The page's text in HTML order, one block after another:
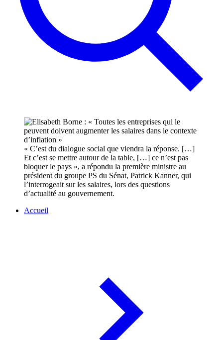
« C’est du dialogue social que viendra la réponse. […]
Et c’est se mettre autour de la table, […] ce n’est pas
bloquer le pays », a répondu la première ministre au
président du groupe PS du Sénat, Patrick Kanner, qui
l’interrogeait sur les salaires, lors des questions
d’actualité au gouvernement.
Accueil